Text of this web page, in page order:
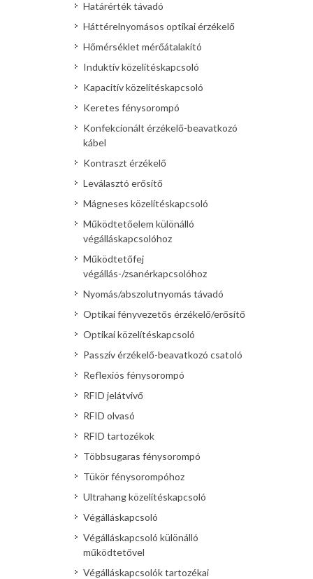
Határérték távadó
Háttérelnyomásos optikai érzékelő
Hőmérséklet mérőátalakító
Induktív közelítéskapcsoló
Kapacitív közelítéskapcsoló
Keretes fénysorompó
Konfekcionált érzékelő-beavatkozó
kábel
Kontraszt érzékelő
Leválasztó erősítő
Mágneses közelítéskapcsoló
Működtetőelem különálló
végálláskapcsolóhoz
Működtetőfej
végállás-/zsanérkapcsolóhoz
Nyomás/abszolutnyomás távadó
Optikai fényvezetős érzékelő/erősítő
Optikai közelítéskapcsoló
Passzív érzékelő-beavatkozó csatoló
Reflexiós fénysorompó
RFID jelátvivő
RFID olvasó
RFID tartozékok
Többsugaras fénysorompó
Tükör fénysorompóhoz
Ultrahang közelítéskapcsoló
Végálláskapcsoló
Végálláskapcsoló különálló
működtetővel
Végálláskapcsolók tartozékai